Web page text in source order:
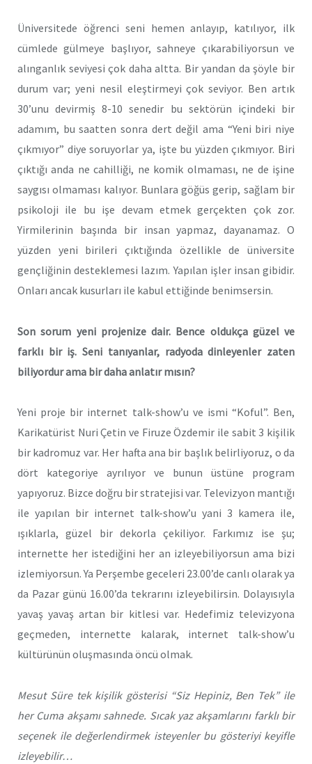
Üniversitede öğrenci seni hemen anlayıp, katılıyor, ilk
cümlede gülmeye başlıyor, sahneye çıkarabiliyorsun ve
alınganlık seviyesi çok daha altta. Bir yandan da şöyle bir
durum var; yeni nesil eleştirmeyi çok seviyor. Ben artık
30’unu devirmiş 8-10 senedir bu sektörün içindeki bir
adamım, bu saatten sonra dert değil ama “Yeni biri niye
çıkmıyor” diye soruyorlar ya, işte bu yüzden çıkmıyor. Biri
çıktığı anda ne cahilliği, ne komik olmaması, ne de işine
saygısı olmaması kalıyor. Bunlara göğüs gerip, sağlam bir
psikoloji ile bu işe devam etmek gerçekten çok zor.
Yirmilerinin başında bir insan yapmaz, dayanamaz. O
yüzden yeni birileri çıktığında özellikle de üniversite
gençliğinin desteklemesi lazım. Yapılan işler insan gibidir.
Onları ancak kusurları ile kabul ettiğinde benimsersin.
Son sorum yeni projenize dair. Bence oldukça güzel ve
farklı bir iş. Seni tanıyanlar, radyoda dinleyenler zaten
biliyordur ama bir daha anlatır mısın?
Yeni proje bir internet talk-show’u ve ismi “Koful”. Ben,
Karikatürist Nuri Çetin ve Firuze Özdemir ile sabit 3 kişilik
bir kadromuz var. Her hafta ana bir başlık belirliyoruz, o da
dört kategoriye ayrılıyor ve bunun üstüne program
yapıyoruz. Bizce doğru bir stratejisi var. Televizyon mantığı
ile yapılan bir internet talk-show’u yani 3 kamera ile,
ışıklarla, güzel bir dekorla çekiliyor. Farkımız ise şu;
internette her istediğini her an izleyebiliyorsun ama bizi
izlemiyorsun. Ya Perşembe geceleri 23.00’de canlı olarak ya
da Pazar günü 16.00’da tekrarını izleyebilirsin. Dolayısıyla
yavaş yavaş artan bir kitlesi var. Hedefimiz televizyona
geçmeden, internette kalarak, internet talk-show’u
kültürünün oluşmasında öncü olmak.
Mesut Süre tek kişilik gösterisi “Siz Hepiniz, Ben Tek” ile
her Cuma akşamı sahnede. Sıcak yaz akşamlarını farklı bir
seçenek ile değerlendirmek isteyenler bu gösteriyi keyifle
izleyebilir…